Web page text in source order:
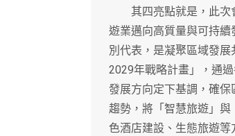
其四亮點就是，此次會
遊業邁向高質量與可持
別代表，是凝聚區域發
2029年戰略計畫」，通
發展方向定下基調，確
趨勢，將「智慧旅遊」
色酒店建設、生態旅遊